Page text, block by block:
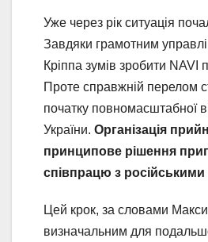
Уже через рік ситуація
Завдяки грамотним
Кріппа зумів зробити NAVI
Проте справжній перелом
початку повномасштабної
України. Організація
принципове рішення
співпрацю з
Цей крок, за словами
визначальним для